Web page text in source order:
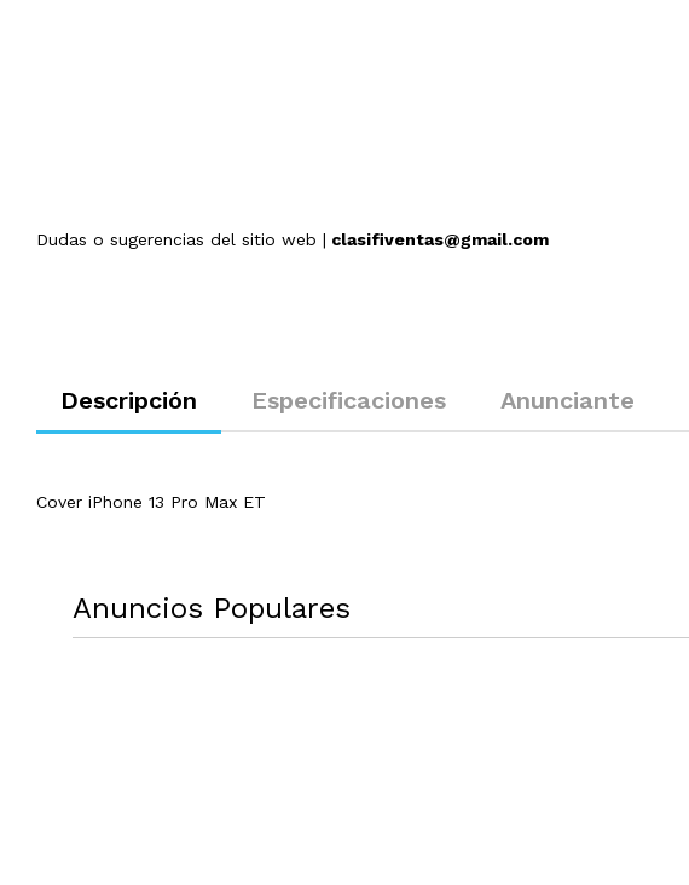
Dudas o sugerencias del sitio web | clasifiventas@gmail.com
Descripción Especificaciones Anunciante
Cover iPhone 13 Pro Max ET
Anuncios Populares